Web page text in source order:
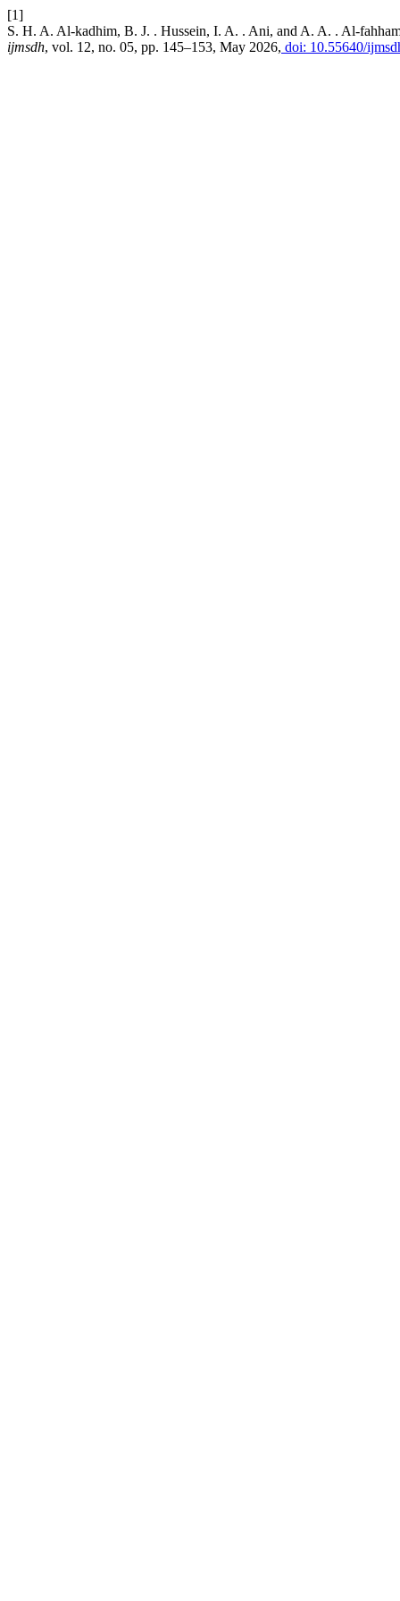
[1]
S. H. A. Al-kadhim, B. J. . Hussein, I. A. . Ani, and A. A. . Al-
ijmsdh, vol. 12, no. 05, pp. 145–153, May 2026, doi: 10.55640/